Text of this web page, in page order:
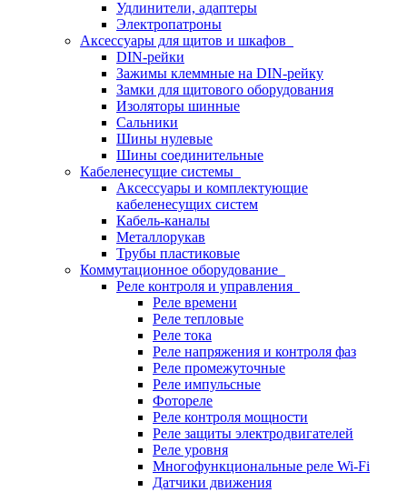
Удлинители, адаптеры
Электропатроны
Аксессуары для щитов и шкафов
DIN-рейки
Зажимы клеммные на DIN-рейку
Замки для щитового оборудования
Изоляторы шинные
Сальники
Шины нулевые
Шины соединительные
Кабеленесущие системы
Аксессуары и комплектующие
кабеленесущих систем
Кабель-каналы
Металлорукав
Трубы пластиковые
Коммутационное оборудование
Реле контроля и управления
Реле времени
Реле тепловые
Реле тока
Реле напряжения и контроля фаз
Реле промежуточные
Реле импульсные
Фотореле
Реле контроля мощности
Реле защиты электродвигателей
Реле уровня
Многофункциональные реле Wi-Fi
Датчики движения